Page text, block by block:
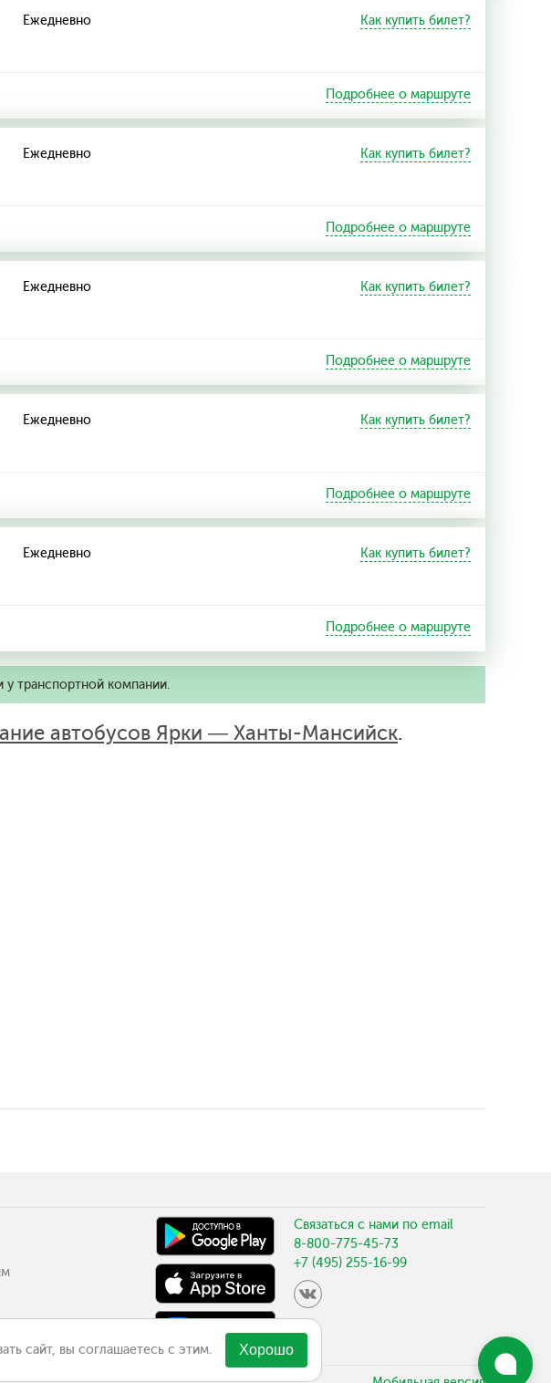
сайт, вы соглашаетесь с этим. Хорошо
Ежедневно Как купить билет?
Подробнее о маршруте
Ежедневно Как купить билет?
Подробнее о маршруте
Ежедневно Как купить билет?
Подробнее о маршруте
Ежедневно Как купить билет?
Подробнее о маршруте
Ежедневно Как купить билет?
Подробнее о маршруте
у транспортной компании.
автобусов Ярки — Ханты-Мансийск.
Связаться с нами по email
8-800-775-45-73
+7 (495) 255-16-99